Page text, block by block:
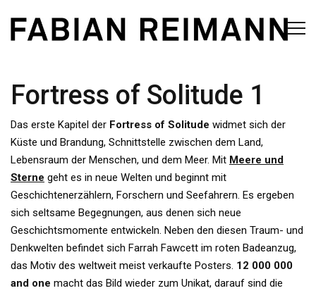
Fortress of Solitude 1
Das erste Kapitel der Fortress of Solitude widmet sich der
Küste und Brandung, Schnittstelle zwischen dem Land,
Lebensraum der Menschen, und dem Meer. Mit Meere und
Sterne geht es in neue Welten und beginnt mit
Geschichtenerzählern, Forschern und Seefahrern. Es ergeben
sich seltsame Begegnungen, aus denen sich neue
Geschichtsmomente entwickeln. Neben den diesen Traum- und
Denkwelten befindet sich Farrah Fawcett im roten Badeanzug,
das Motiv des weltweit meist verkaufte Posters. 12 000 000
and one macht das Bild wieder zum Unikat, darauf sind die